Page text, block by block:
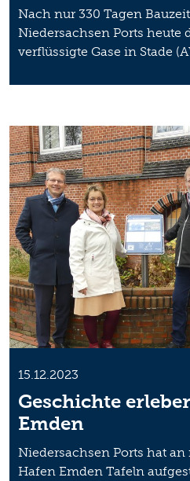
Nach nur 330 Tagen
Niedersachsen Ports heute
verflüssigte Gase in Stade
15.12.2023
Geschichte
Emden
Niedersachsen Ports hat
Hafen Emden Tafeln